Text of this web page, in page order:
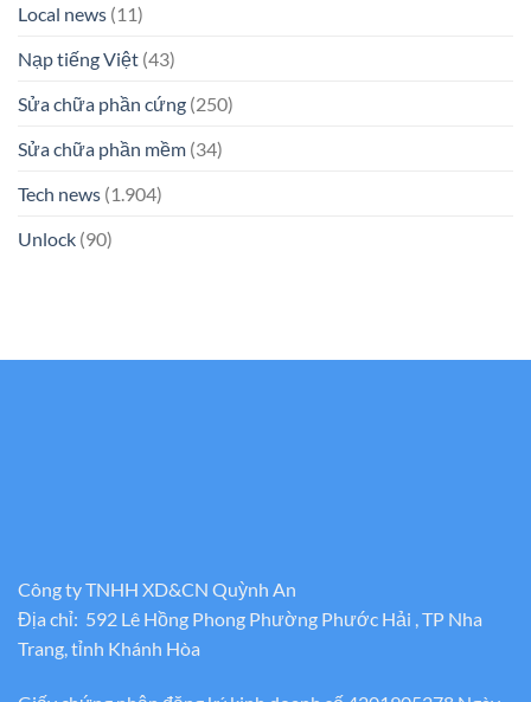
Local news (11)
Nạp tiếng Việt (43)
Sửa chữa phần cứng (250)
Sửa chữa phần mềm (34)
Tech news (1.904)
Unlock (90)
Công ty TNHH XD&CN Quỳnh An
Địa chỉ: 592 Lê Hồng Phong Phường Phước Hải , TP Nha
Trang, tỉnh Khánh Hòa